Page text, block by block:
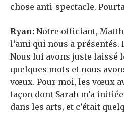
chose anti-spectacle.
Ryan: Notre officiant,
l’ami qui nous a
Nous lui avons juste laissé
quelques mots et nous
vœux. Pour moi, les vœux
façon dont Sarah m’a
dans les arts, et c’était